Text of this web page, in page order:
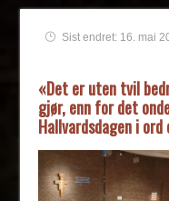
Sist endret: 16. mai
«Det er uten tvil
gjør, enn for det
Hallvardsdagen i ord